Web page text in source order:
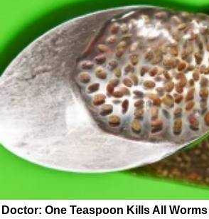
Doctor: One Teaspoon Kills All